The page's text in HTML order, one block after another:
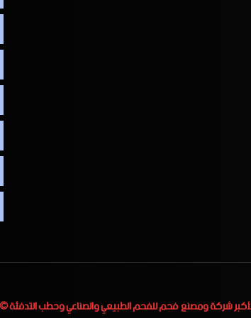
شركة ومصنع فحم للفحم الطبيعي والصناعي وحطب التدفئة© 2023